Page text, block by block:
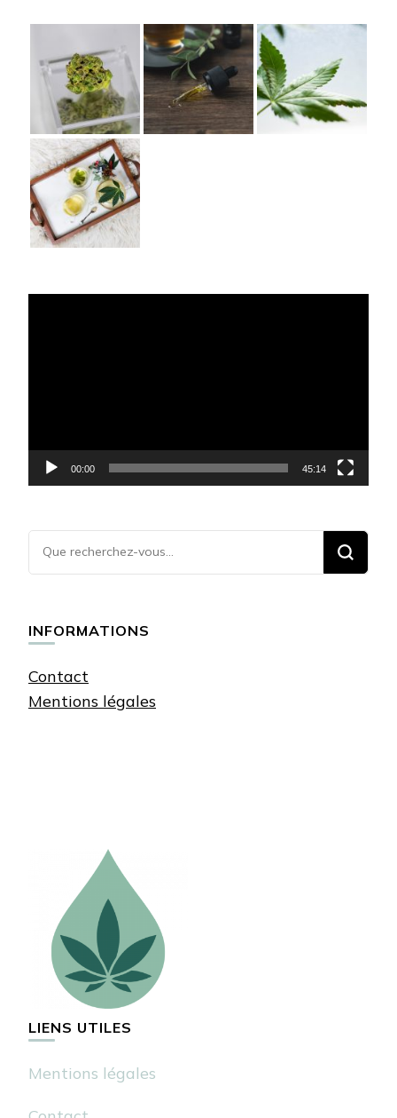
00:00 45:14
Vous
recherchiez
INFORMATIONS
Contact
Mentions légales
LIENS UTILES
Mentions légales